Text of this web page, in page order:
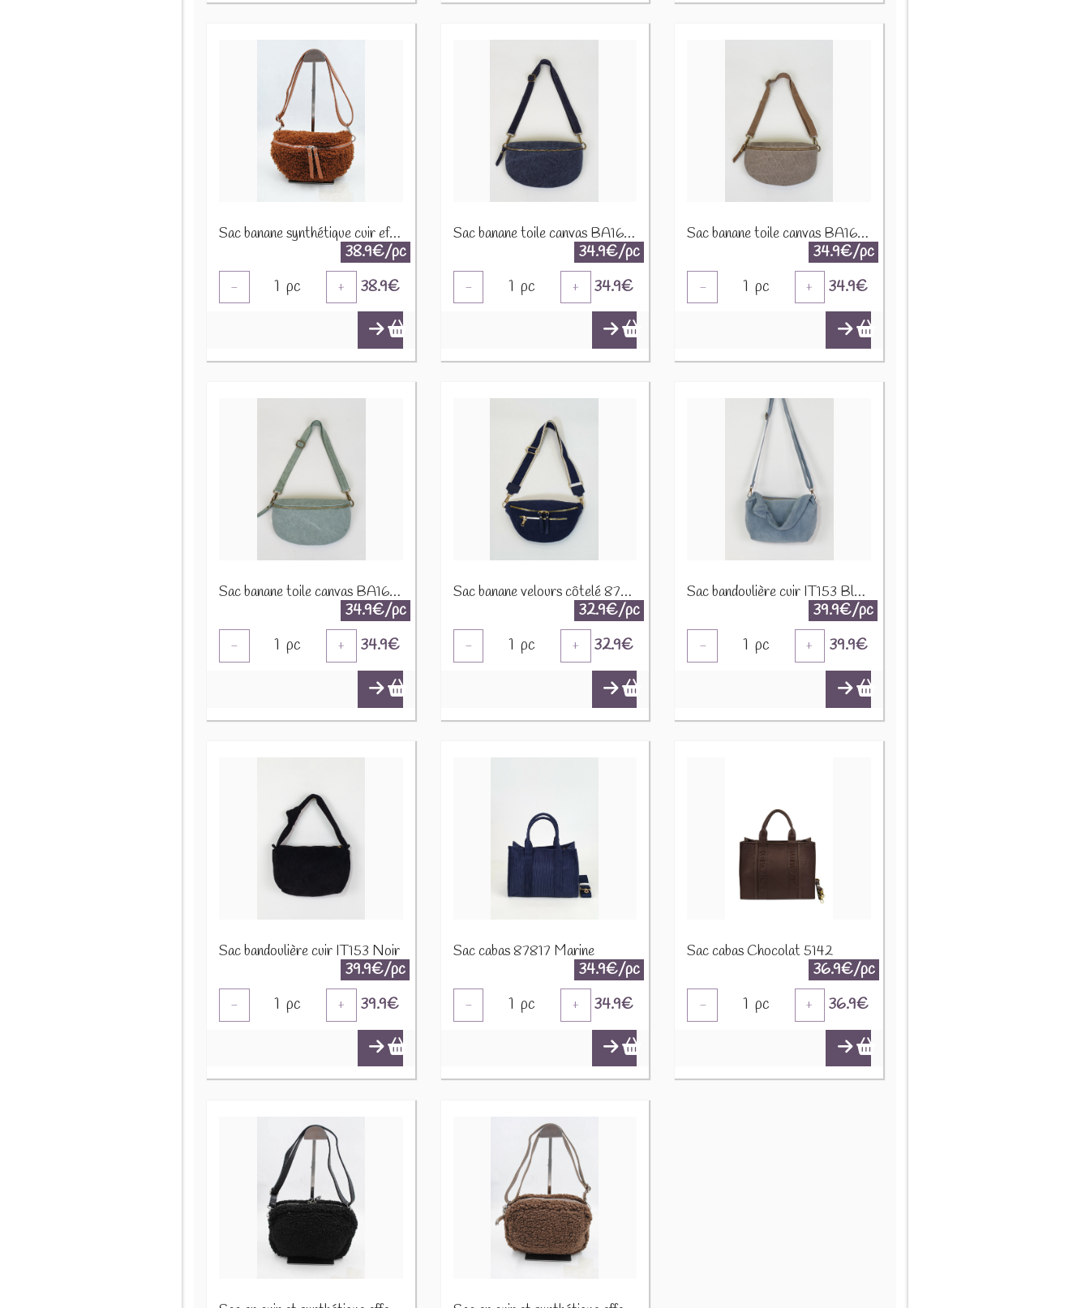
Sac banane synthétique cuir effet mouton CUIR-IT-876-3 Marron
38.9€/pc
- 1 pc + 38.9€
Sac banane toile canvas BA166 Marine
34.9€/pc
- 1 pc + 34.9€
Sac banane toile canvas BA166 Taupe
34.9€/pc
- 1 pc + 34.9€
Sac banane toile canvas BA166 Vert d'eau
34.9€/pc
- 1 pc + 34.9€
Sac banane velours côtelé 87782-2 Marine
32.9€/pc
- 1 pc + 32.9€
Sac bandoulière cuir IT153 Bleu ciel
39.9€/pc
- 1 pc + 39.9€
Sac bandoulière cuir IT153 Noir
39.9€/pc
- 1 pc + 39.9€
Sac cabas 87817 Marine
34.9€/pc
- 1 pc + 34.9€
Sac cabas Chocolat 5142
36.9€/pc
- 1 pc + 36.9€